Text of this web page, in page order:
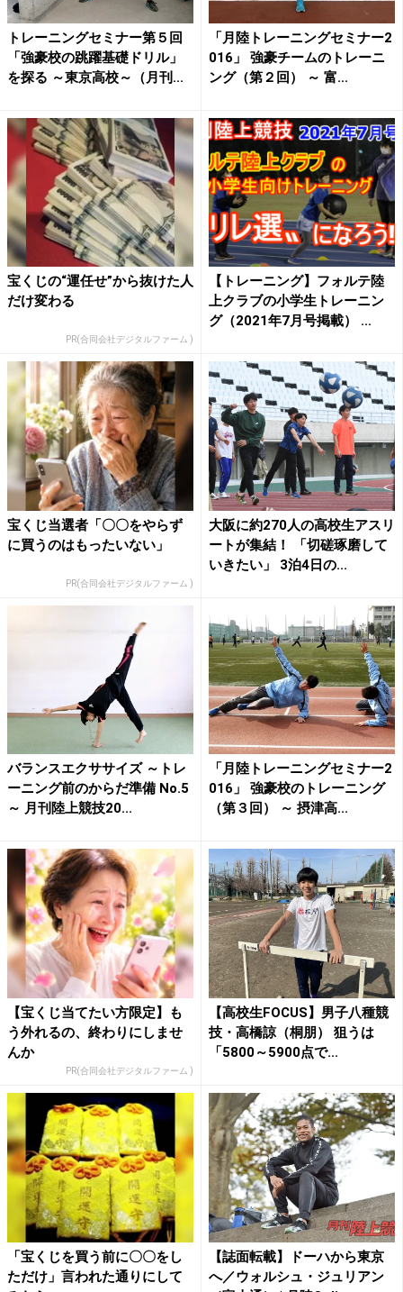
トレーニングセミナー第５回
「強豪校の跳躍基礎ドリル」
を探る ～東京高校～（月刊...
「月陸トレーニングセミナー2
016」 強豪チームのトレーニ
ング（第２回） ～ 富...
宝くじの“運任せ”から抜けた人
だけ変わる
PR(合同会社デジタルファーム )
【トレーニング】フォルテ陸
上クラブの小学生トレーニン
グ（2021年7月号掲載） ...
宝くじ当選者「〇〇をやらず
に買うのはもったいない」
PR(合同会社デジタルファーム )
大阪に約270人の高校生アスリ
ートが集結！ 「切磋琢磨して
いきたい」 3泊4日の...
バランスエクササイズ ～トレ
ーニング前のからだ準備 No.5
～ 月刊陸上競技20...
「月陸トレーニングセミナー2
016」 強豪校のトレーニング
（第３回） ～ 摂津高...
【宝くじ当てたい方限定】も
う外れるの、終わりにしませ
んか
PR(合同会社デジタルファーム )
【高校生FOCUS】男子八種競
技・高橋諒（桐朋） 狙うは
「5800～5900点で...
「宝くじを買う前に〇〇をし
ただけ」言われた通りにして
【誌面転載】ドーハから東京
へ／ウォルシュ・ジュリアン